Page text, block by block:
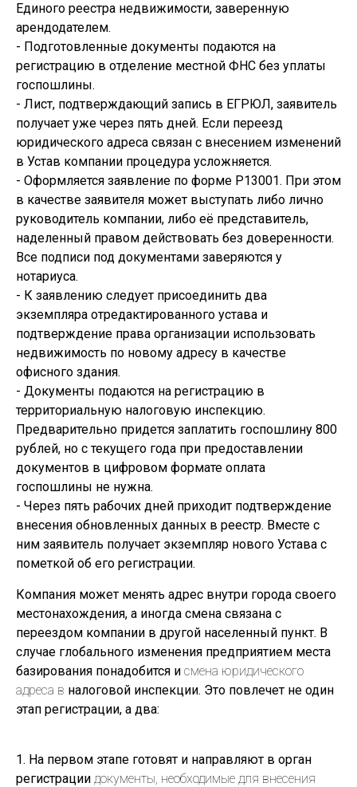
Единого реестра недвижимости, заверенную
арендодателем.
- Подготовленные документы подаются на
регистрацию в отделение местной ФНС без уплаты
госпошлины.
- Лист, подтверждающий запись в ЕГРЮЛ, заявитель
получает уже через пять дней. Если переезд
юридического адреса связан с внесением изменений
в Устав компании процедура усложняется.
- Оформляется заявление по форме Р13001. При этом
в качестве заявителя может выступать либо лично
руководитель компании, либо её представитель,
наделенный правом действовать без доверенности.
Все подписи под документами заверяются у
нотариуса.
- К заявлению следует присоединить два
экземпляра отредактированного устава и
подтверждение права организации использовать
недвижимость по новому адресу в качестве
офисного здания.
- Документы подаются на регистрацию в
территориальную налоговую инспекцию.
Предварительно придется заплатить госпошлину 800
рублей, но с текущего года при предоставлении
документов в цифровом формате оплата
госпошлины не нужна.
- Через пять рабочих дней приходит подтверждение
внесения обновленных данных в реестр. Вместе с
ним заявитель получает экземпляр нового Устава с
пометкой об его регистрации.
Компания может менять адрес внутри города своего
местонахождения, а иногда смена связана с
переездом компании в другой населенный пункт. В
случае глобального изменения предприятием места
базирования понадобится и смена юридического
адреса в налоговой инспекции. Это повлечет не один
этап регистрации, а два:
1. На первом этапе готовят и направляют в орган
регистрации документы, необходимые для внесения